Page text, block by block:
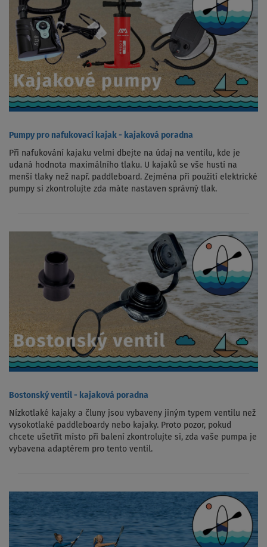
Pumpy pro nafukovací kajak - kajaková poradna
Při nafukování kajaku velmi dbejte na údaj na ventilu, kde je
udaná hodnota maximálního tlaku. U kajaků se vše hustí na
menší tlaky než např. paddleboard. Zejména při použití elektrické
pumpy si zkontrolujte zda máte nastaven správný tlak.
Bostonský ventil - kajaková poradna
Nízkotlaké kajaky a čluny jsou vybaveny jiným typem ventilu než
vysokotlaké paddleboardy nebo kajaky. Proto pozor, pokud
chcete ušetřit místo při balení zkontrolujte si, zda vaše pumpa je
vybavena adaptérem pro tento ventil.